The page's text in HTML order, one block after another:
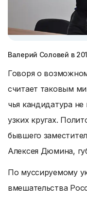
Валерий Соловей в
Говоря о
считает таковым
чья кандидатура
узких кругах.
бывшего
Алексея Дюмина,
По муссируемому
вмешательства